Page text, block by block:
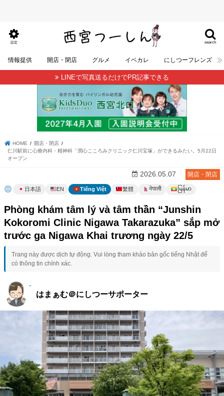
search
設定
情報提供 開店・閉店 グルメ イベカレ にしつーフレンズ
LINEで写真送るだけでPR記事できる
HOME
開店・閉店
仁川駅前に心療内科・精神科「潤心こころみクリニック仁川宝塚」ができるみたい。5月22日
オープン
開店・閉店
2026.05.07
日本語 EN Tiếng Việt 繁體 नेपाली မြန်မာ
Phòng khám tâm lý và tâm thần “Junshin
Kokoromi Clinic Nigawa Takarazuka” sắp mở
trước ga Nigawa Khai trương ngày 22/5
Trang này được dịch tự động. Vui lòng tham khảo bản gốc tiếng Nhật để
có thông tin chính xác.
はまぁむ＠にしつーサポーター